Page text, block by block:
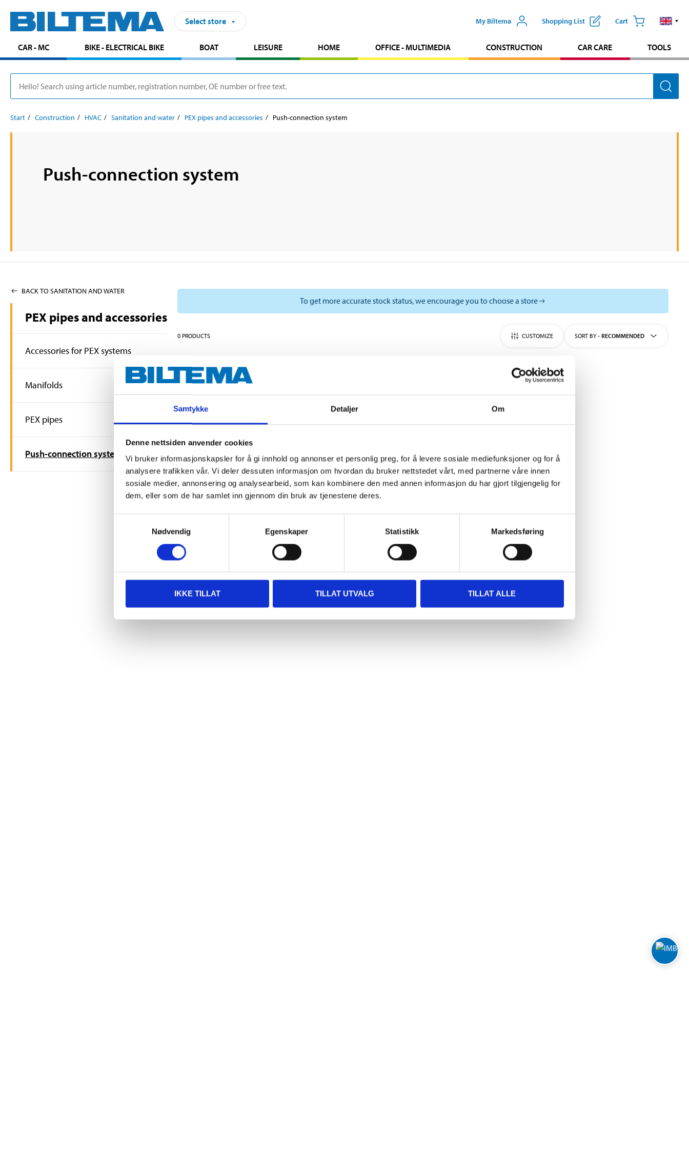
Samtykke Detaljer Om
Denne nettsiden anvender cookies
Vi bruker informasjonskapsler for å gi innhold og annonser et personlig preg, for å levere sosiale mediefunksjoner og for å
analysere trafikken vår. Vi deler dessuten informasjon om hvordan du bruker nettstedet vårt, med partnerne våre innen
sosiale medier, annonsering og analysearbeid, som kan kombinere den med annen informasjon du har gjort tilgjengelig for
dem, eller som de har samlet inn gjennom din bruk av tjenestene deres.
Nødvendig
Egenskaper Statistikk Markedsføring
IKKE TILLAT TILLAT UTVALG TILLAT ALLE
Select store My Biltema Shopping List Cart
CAR - MC BIKE - ELECTRICAL BIKE BOAT LEISURE HOME OFFICE - MULTIMEDIA CONSTRUCTION CAR CARE TOOLS
Start Construction HVAC Sanitation and water PEX pipes and accessories Push-connection system
Push-connection system
BACK TO SANITATION AND WATER
PEX pipes and accessories
Accessories for PEX systems
Manifolds
PEX pipes
Push-connection system
To get more accurate stock status, we encourage you to choose a store
0 PRODUCTS CUSTOMIZE SORT BY- RECOMMENDED